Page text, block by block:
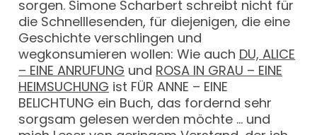
sorgen. Simone Scharbert schreibt nicht für
die Schnelllesenden, für diejenigen, die eine
Geschichte verschlingen und
wegkonsumieren wollen: Wie auch DU, ALICE
– EINE ANRUFUNG und ROSA IN GRAU – EINE
HEIMSUCHUNG ist FÜR ANNE – EINE
BELICHTUNG ein Buch, das fordernd sehr
sorgsam gelesen werden möchte … und